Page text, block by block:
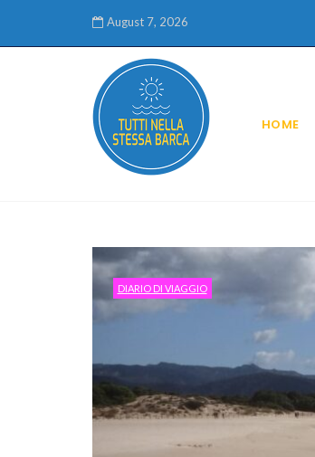
August 7, 2026
HOME
DIARIO DI VIAGGIO